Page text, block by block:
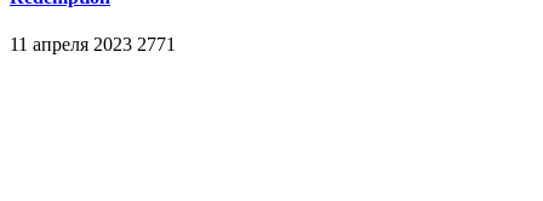
11 апреля 2023 2771